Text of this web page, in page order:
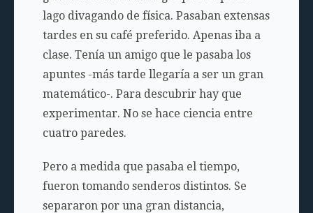
lago divagando de física. Pasaban extensas
tardes en su café preferido. Apenas iba a
clase. Tenía un amigo que le pasaba los
apuntes -más tarde llegaría a ser un gran
matemático-. Para descubrir hay que
experimentar. No se hace ciencia entre
cuatro paredes.
Pero a medida que pasaba el tiempo,
fueron tomando senderos distintos. Se
separaron por una gran distancia,